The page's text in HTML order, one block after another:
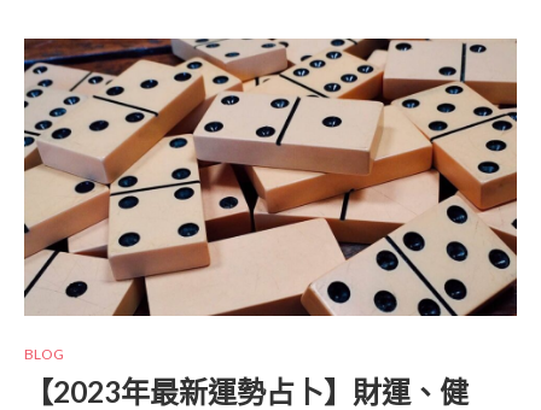
BLOG
【2023年最新運勢占卜】財運、健